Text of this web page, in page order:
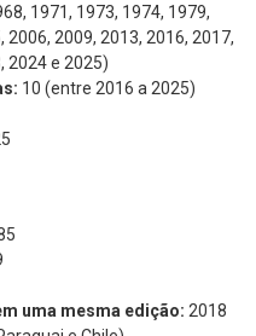
1971, 1973, 1974, 1979,
2006, 2009, 2013, 2016, 2017,
2024 e 2025)
10 (entre 2016 a 2025)
uma mesma edição: 2018